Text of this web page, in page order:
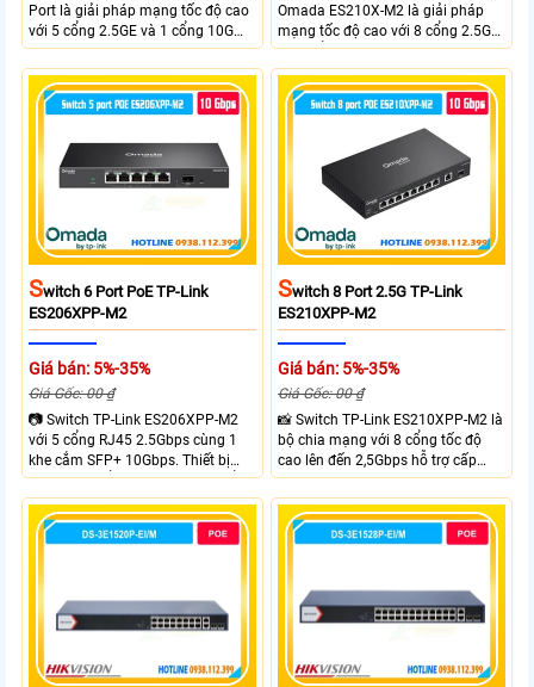
Port là giải pháp mạng tốc độ cao
với 5 cổng 2.5GE và 1 cổng 10G
SFP+, đáp ứng nhu cầu truyền tải
dữ liệu lớn sở hữu băng thông
chuyển mạch 45Gbps cùng tốc độ
chuyển tiếp 33.48Mpps, mang lại
nghiệp văn phòng và hệ thống
mạng hiện đại.
Omada ES210X-M2 là giải pháp
mạng tốc độ cao với 8 cổng 2.5GE
và 2 cổng 10G SFP+ đáp ứng nhu
cầu truyền tải dữ liệu lớn sở hữu
băng thông chuyển mạch 80Gbps
tốc độ chuyển tiếp 59.52Mpps
mang lại kết nối ổn định cho
doanh nghiệp văn phòng và hệ
thống mạng hiện đại.
SWitch 6 Port PoE TP-Link
ES206XPP-M2
Giá bán: 5%-35%
Giá Gốc: 00 ₫
📷 Switch TP-Link ES206XPP-M2
với 5 cổng RJ45 2.5Gbps cùng 1
khe cắm SFP+ 10Gbps. Thiết bị
tích hợp 4 cổng PoE++ đạt chuẩn
802.3af/at/bt tổng công suất
120W cấp nguồn đến 90W mỗi
cổng đáp ứng tốt hệ thống camera
SWitch 8 Port 2.5G TP-Link
ES210XPP-M2
Giá bán: 5%-35%
Giá Gốc: 00 ₫
📸 Switch TP-Link ES210XPP-M2 là
bộ chia mạng với 8 cổng tốc độ
cao lên đến 2,5Gbps hỗ trợ cấp
nguồn và mạng cho đầu ghi hình
từ xa nhờ công suất POE lên đến